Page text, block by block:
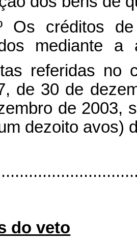
Os créditos
mediante
referidas no
de 30 de
de 2003,
dezoito avos)
do veto